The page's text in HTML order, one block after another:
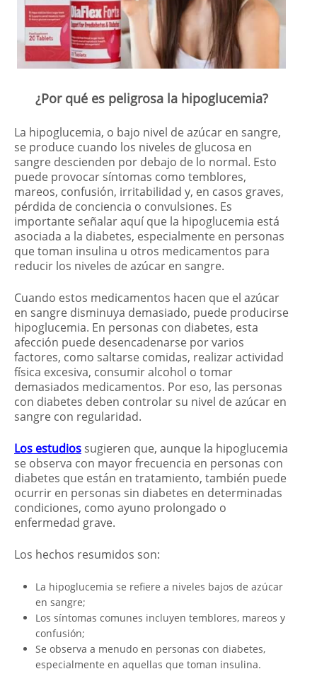
¿Por qué es peligrosa la hipoglucemia?
La hipoglucemia, o bajo nivel de azúcar en sangre,
se produce cuando los niveles de glucosa en
sangre descienden por debajo de lo normal. Esto
puede provocar síntomas como temblores,
mareos, confusión, irritabilidad y, en casos graves,
pérdida de conciencia o convulsiones. Es
importante señalar aquí que la hipoglucemia está
asociada a la diabetes, especialmente en personas
que toman insulina u otros medicamentos para
reducir los niveles de azúcar en sangre.
Cuando estos medicamentos hacen que el azúcar
en sangre disminuya demasiado, puede producirse
hipoglucemia. En personas con diabetes, esta
afección puede desencadenarse por varios
factores, como saltarse comidas, realizar actividad
física excesiva, consumir alcohol o tomar
demasiados medicamentos. Por eso, las personas
con diabetes deben controlar su nivel de azúcar en
sangre con regularidad.
Los estudios sugieren que, aunque la hipoglucemia
se observa con mayor frecuencia en personas con
diabetes que están en tratamiento, también puede
ocurrir en personas sin diabetes en determinadas
condiciones, como ayuno prolongado o
enfermedad grave.
Los hechos resumidos son:
La hipoglucemia se refiere a niveles bajos de azúcar
en sangre;
Los síntomas comunes incluyen temblores, mareos y
confusión;
Se observa a menudo en personas con diabetes,
especialmente en aquellas que toman insulina.